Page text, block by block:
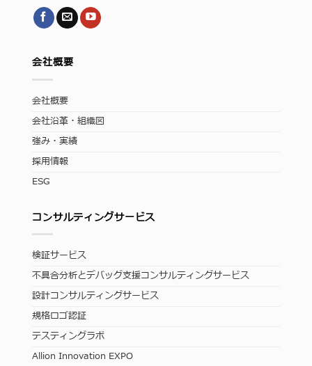
会社概要
会社概要
会社沿革・組織図
強み・実績
採用情報
ESG
コンサルティングサービス
検証サービス
不具合分析とデバッグ支援コンサルティングサービス
設計コンサルティングサービス
規格ロゴ認証
テスティングラボ
Allion Innovation EXPO